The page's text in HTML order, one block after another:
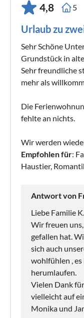
4,8 5
Urlaub zu
Sehr Schöne
Grundstück in
Sehr freundliche
mehr als
Die
fehlte an nichts.
Wir werden
Empfohlen für:
Haustier,
Antwort von
Liebe Familie K.
Wir freuen
gefallen hat.
sich auch
wohlfühlen , es
herumlaufen.
Vielen Dank
vielleicht auf
Monika und